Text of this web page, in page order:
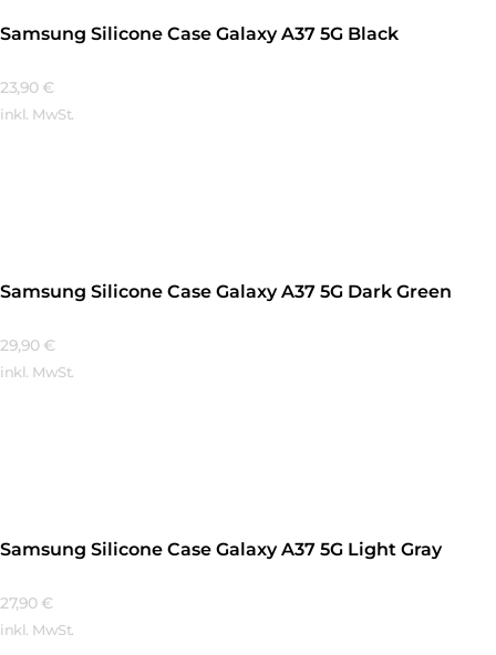
Samsung Silicone Case Galaxy A37 5G Black
23,90 €
inkl. MwSt.
Samsung Silicone Case Galaxy A37 5G Dark Green
29,90 €
inkl. MwSt.
Samsung Silicone Case Galaxy A37 5G Light Gray
27,90 €
inkl. MwSt.